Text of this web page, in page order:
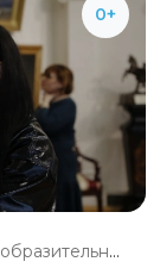
0+
Калужский музей изобразительны...